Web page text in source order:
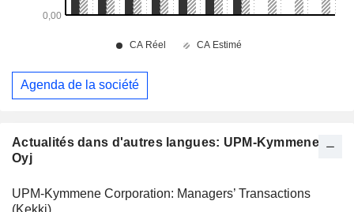
Actualités dans d'autres langues: UPM-Kymmene
Oyj
UPM-Kymmene Corporation: Managers’ Transactions
(Kekki)
Agenda de la société